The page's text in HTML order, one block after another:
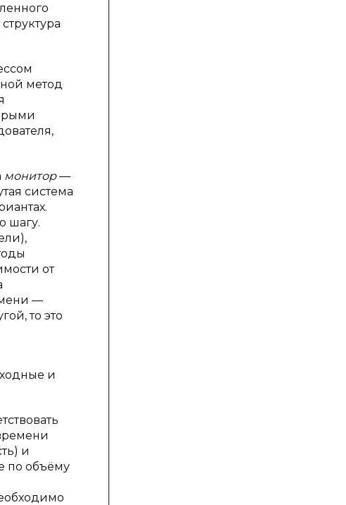
метод
монитор—
система
шагу.
от
—
то это
и
и
по объёму